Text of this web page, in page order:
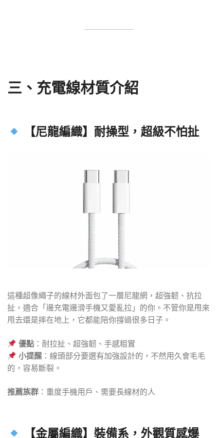
三、 充電線材質介紹
【尼龍編織】耐操型，超級不怕扯
這種超像繩子的線材外面包了一層尼龍網，超強韌、抗拉
扯，適合「邊充電邊滑手機又愛亂拉」的你。不管你是甩來
甩去還是摔在地上，它都能陪你撐過很多日子。
優點 ：耐拉扯、超強韌、手感粗實
小提醒 ：線頭部分要選有加強設計的，不然用久會毛毛
的，容易斷裂。
推薦族群 ：重度手機用戶、需要長線材的人
【金屬編織】裝備系，外觀質感爆